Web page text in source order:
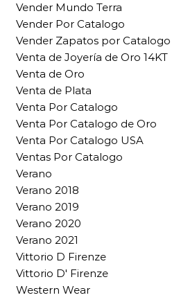
Vender Mundo Terra
Vender Por Catalogo
Vender Zapatos por Catalogo
Venta de Joyería de Oro 14KT
Venta de Oro
Venta de Plata
Venta Por Catalogo
Venta Por Catalogo de Oro
Venta Por Catalogo USA
Ventas Por Catalogo
Verano
Verano 2018
Verano 2019
Verano 2020
Verano 2021
Vittorio D Firenze
Vittorio D' Firenze
Western Wear